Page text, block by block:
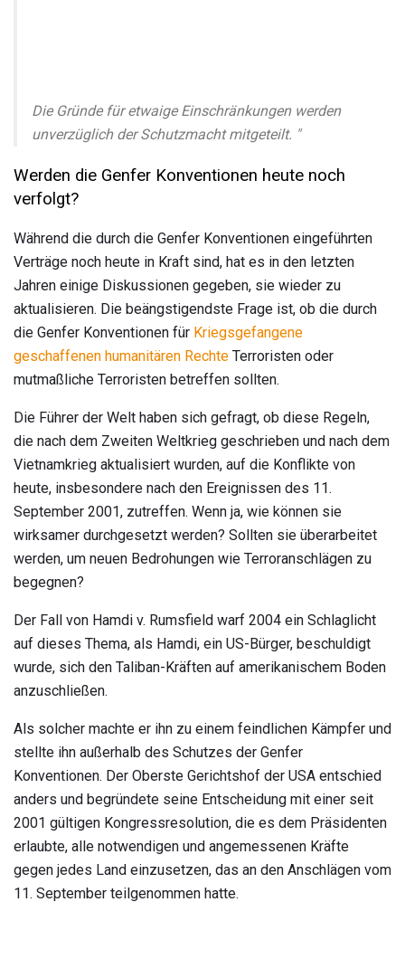
Die Gründe für etwaige Einschränkungen werden
unverzüglich der Schutzmacht mitgeteilt. "
Werden die Genfer Konventionen heute noch
verfolgt?
Während die durch die Genfer Konventionen eingeführten
Verträge noch heute in Kraft sind, hat es in den letzten
Jahren einige Diskussionen gegeben, sie wieder zu
aktualisieren. Die beängstigendste Frage ist, ob die durch
die Genfer Konventionen für Kriegsgefangene
geschaffenen humanitären Rechte Terroristen oder
mutmaßliche Terroristen betreffen sollten.
Die Führer der Welt haben sich gefragt, ob diese Regeln,
die nach dem Zweiten Weltkrieg geschrieben und nach dem
Vietnamkrieg aktualisiert wurden, auf die Konflikte von
heute, insbesondere nach den Ereignissen des 11.
September 2001, zutreffen. Wenn ja, wie können sie
wirksamer durchgesetzt werden? Sollten sie überarbeitet
werden, um neuen Bedrohungen wie Terroranschlägen zu
begegnen?
Der Fall von Hamdi v. Rumsfield warf 2004 ein Schlaglicht
auf dieses Thema, als Hamdi, ein US-Bürger, beschuldigt
wurde, sich den Taliban-Kräften auf amerikanischem Boden
anzuschließen.
Als solcher machte er ihn zu einem feindlichen Kämpfer und
stellte ihn außerhalb des Schutzes der Genfer
Konventionen. Der Oberste Gerichtshof der USA entschied
anders und begründete seine Entscheidung mit einer seit
2001 gültigen Kongressresolution, die es dem Präsidenten
erlaubte, alle notwendigen und angemessenen Kräfte
gegen jedes Land einzusetzen, das an den Anschlägen vom
11. September teilgenommen hatte.